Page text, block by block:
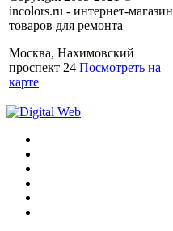
incolors.ru - интернет-магазин
товаров для ремонта
Москва, Нахимовский
проспект 24 Посмотреть на
карте